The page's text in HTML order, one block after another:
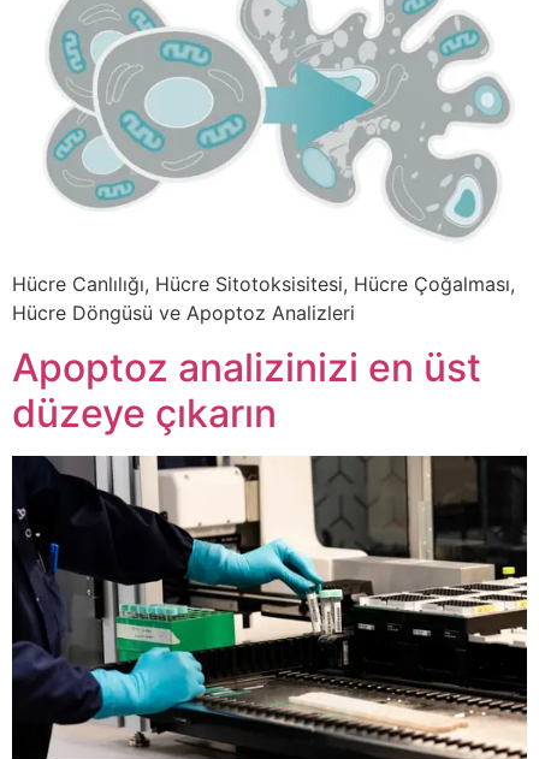
Hücre Canlılığı, Hücre Sitotoksisitesi, Hücre Çoğalması,
Hücre Döngüsü ve Apoptoz Analizleri
Apoptoz analizinizi en üst
düzeye çıkarın